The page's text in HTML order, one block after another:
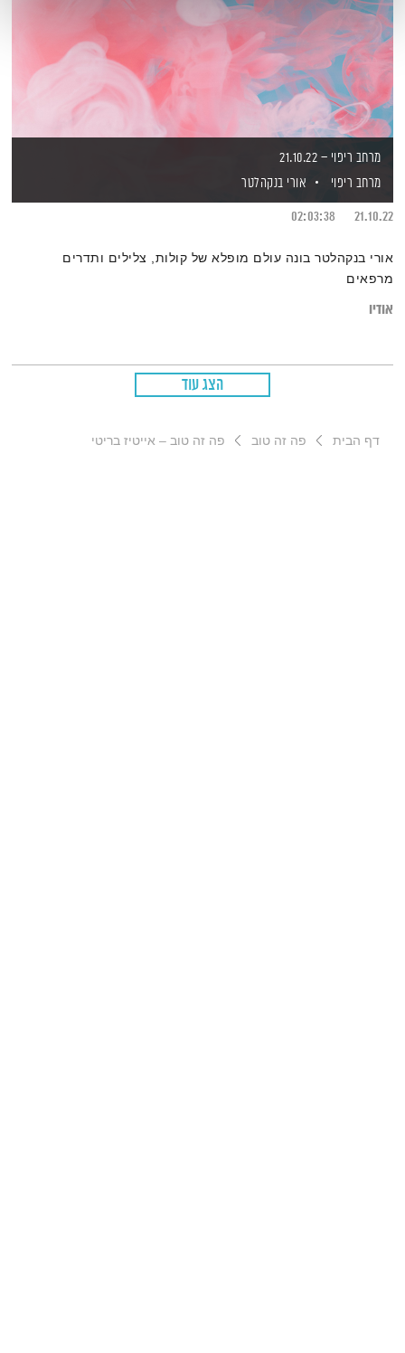
מרחב ריפוי – 21.10.22
מרחב ריפוי
אורי בנקהלטר
21.10.22
02:03:38
אורי בנקהלטר בונה עולם מופלא של קולות, צלילים ותדרים
מרפאים
אודיו
הצג עוד
דף הבית פה זה טוב פה זה טוב – אייטיז בריטי